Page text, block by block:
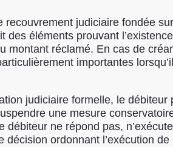
recouvrement judiciaire fondée
des éléments prouvant
montant réclamé. En cas de
importantes
judiciaire formelle, le
une mesure
débiteur ne répond pas,
décision ordonnant l’exécution de